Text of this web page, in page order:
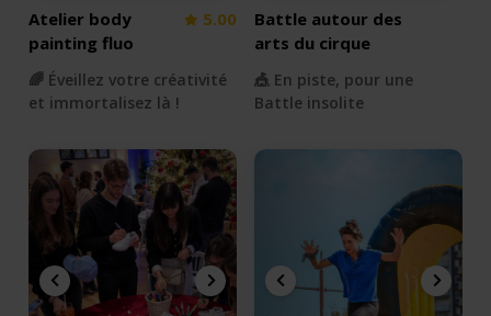
Atelier body
painting fluo
5.00
🌈 Éveillez votre créativité
et immortalisez là !
Battle autour des
arts du cirque
🎪 En piste, pour une
Battle insolite